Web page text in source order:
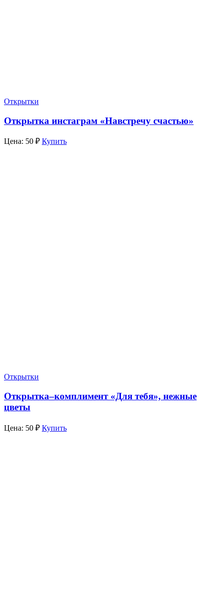
Открытки
Открытка инстаграм «Навстречу счастью»
Цена: 50 ₽ Купить
Открытки
Открытка‒комплимент «Для тебя», нежные
цветы
Цена: 50 ₽ Купить